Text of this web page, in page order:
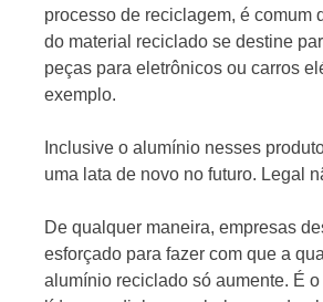
processo de reciclagem, é comum
do material reciclado se destine
peças para eletrônicos ou carros
exemplo.
Inclusive o alumínio nesses
uma lata de novo no futuro. Legal
De qualquer maneira, empresas
esforçado para fazer com que a
alumínio reciclado só aumente. É